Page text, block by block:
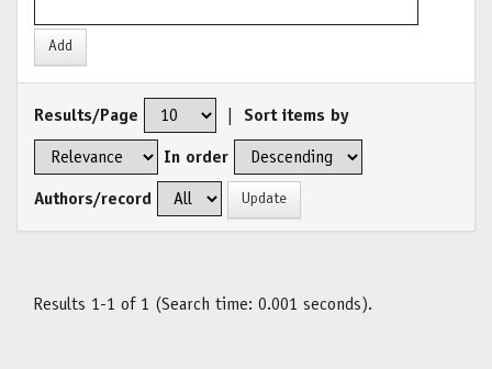
Results/Page Sort items by
In order
Authors/record
Results 1-1 of 1 (Search time: 0.001 seconds).